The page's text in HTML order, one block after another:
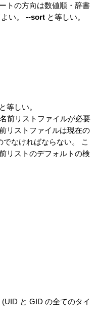
トの方向は数値順・辞書
い。 --sort と等しい。
と等しい。
前リストファイルが必要
リストファイルは現在の
なければならない。 こ
リストのデフォルトの検
と GID の全てのタイ